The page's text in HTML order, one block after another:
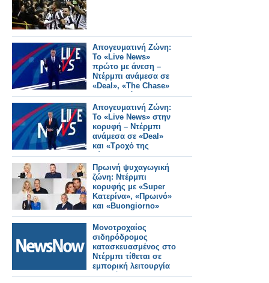
Απογευματινή Ζώνη:
Το «Live News»
πρώτο με άνεση –
Ντέρμπι ανάμεσα σε
«Deal», «The Chase»
και «Τροχό»
Απογευματινή Ζώνη:
Το «Live News» στην
κορυφή – Ντέρμπι
ανάμεσα σε «Deal»
και «Τροχό της
Τύχης»
Πρωινή ψυχαγωγική
ζώνη: Ντέρμπι
κορυφής με «Super
Κατερίνα», «Πρωινό»
και «Buongiorno»
Μονοτροχαίος
σιδηρόδρομος
κατασκευασμένος στο
Ντέρμπι τίθεται σε
εμπορική λειτουργία
στο Κάιρο.